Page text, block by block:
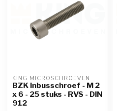
KING MICROSCHROEVEN
BZK Inbusschroef - M 2
x 6 - 25 stuks - RVS - DIN
912